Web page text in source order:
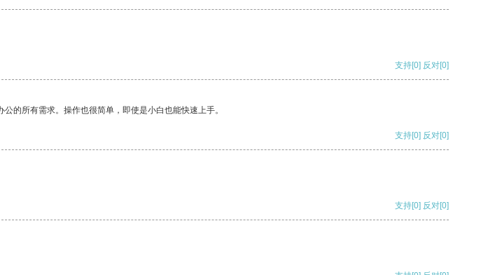
支持[0] 反对[0]
的所有需求。操作也很简单，即使是小白也能快速上手。
支持[0] 反对[0]
支持[0] 反对[0]